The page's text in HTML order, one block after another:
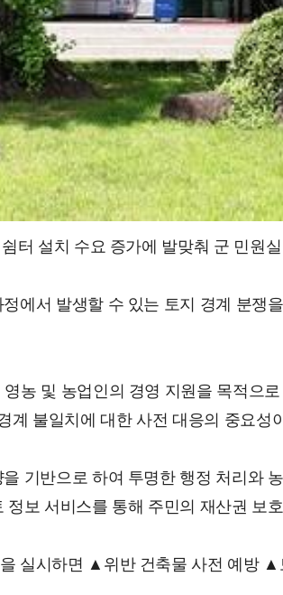
터 설치 수요 증가에 발맞춰 군 민원
에서 발생할 수 있는 토지 경계 분
농 및 농업인의 경영 지원을 목적으
계 불일치에 대한 사전 대응의 중요성
기반으로 하여 투명한 행정 처리와
보 서비스를 통해 주민의 재산권 보
실시하면 ▲위반 건축물 사전 예방